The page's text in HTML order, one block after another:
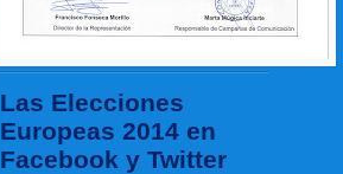
Las Elecciones
Europeas 2014 en
Facebook y Twitter